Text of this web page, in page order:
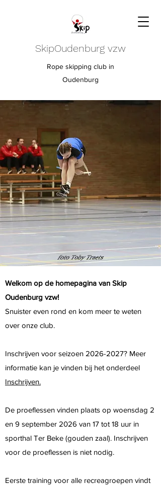
SkipOudenburg vzw
Rope skipping club in
Oudenburg
Welkom op de homepagina van Skip
Oudenburg vzw!
Snuister even rond en kom meer te weten
over onze club.
Inschrijven voor seizoen 2026-2027? Meer
informatie kan je vinden bij het onderdeel
Inschrijven.
De proeflessen vinden plaats op woensdag 2
en 9 september 2026 van 17 tot 18 uur in
sporthal Ter Beke (gouden zaal). Inschrijven
voor de proeflessen is niet nodig.
Eerste training voor alle recreagroepen vindt